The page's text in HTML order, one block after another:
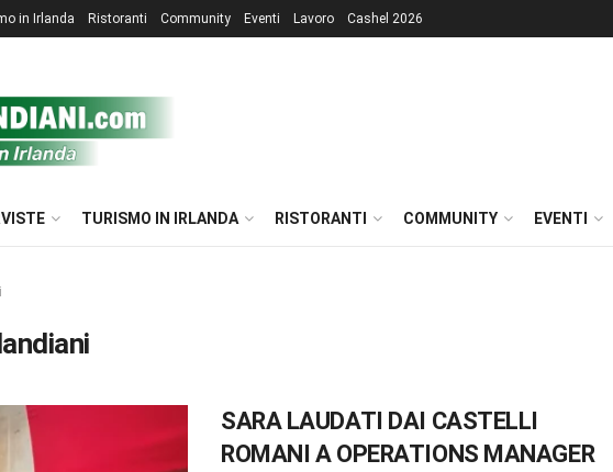
in Irlanda Ristoranti Community Eventi Lavoro Cashel 2026
TURISMO IN IRLANDA RISTORANTI COMMUNITY EVENTI
SARA LAUDATI DAI CASTELLI
ROMANI A OPERATIONS MANAGER